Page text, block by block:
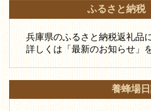
ふるさと納
兵庫県のふるさと納税返礼品
詳しくは「最新のお知らせ」
養蜂場